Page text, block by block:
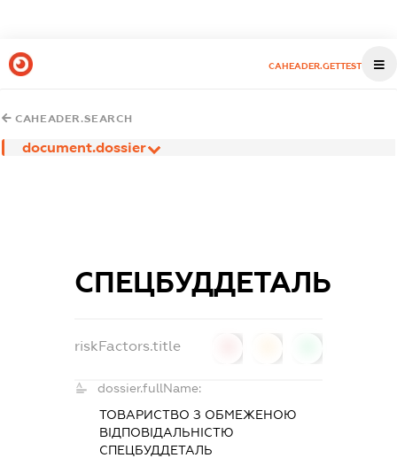
CAHEADER.GETTEST
CAHEADER.SEARCH
document.dossier
СПЕЦБУДДЕТАЛЬ
riskFactors.title
dossier.fullName:
ТОВАРИСТВО З ОБМЕЖЕНОЮ
ВІДПОВІДАЛЬНІСТЮ
СПЕЦБУДДЕТАЛЬ